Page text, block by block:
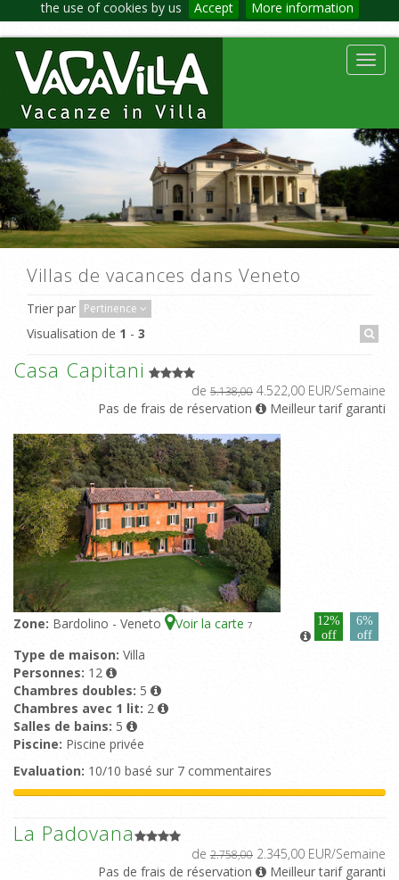
the use of cookies by us Accept More information
Villas de vacances dans Veneto
Trier par Pertinence
Visualisation de 1 - 3
Casa Capitani
de 5.138,00 4.522,00 EUR/Semaine
Pas de frais de réservation
Meilleur tarif garanti
Zone: Bardolino - Veneto Voir la carte 7
12%
off
6%
off
Type de maison: Villa
Personnes: 12
Chambres doubles: 5
Chambres avec 1 lit: 2
Salles de bains: 5
Piscine: Piscine privée
Evaluation: 10/10 basé sur 7 commentaires
La Padovana
de 2.758,00 2.345,00 EUR/Semaine
Pas de frais de réservation
Meilleur tarif garanti